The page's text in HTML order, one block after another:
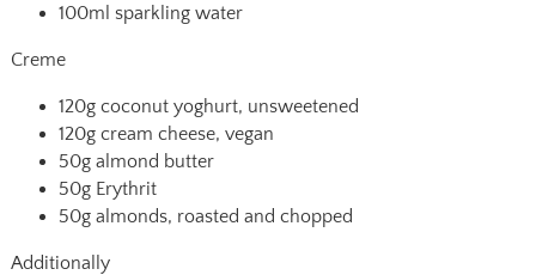
100ml sparkling water
Creme
120g coconut yoghurt, unsweetened
120g cream cheese, vegan
50g almond butter
50g Erythrit
50g almonds, roasted and chopped
Additionally